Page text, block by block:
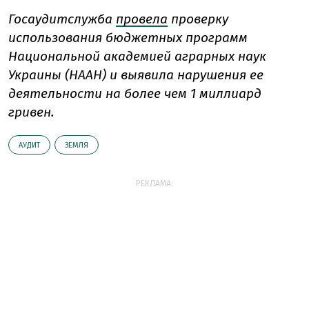
Госаудитслужба провела проверку
использования бюджетных программ
Национальной академией аграрных наук
Украины (НААН) и выявила нарушения ее
деятельности на более чем 1 миллиард
гривен.
АУДИТ ЗЕМЛЯ
РЕКЛАМА: